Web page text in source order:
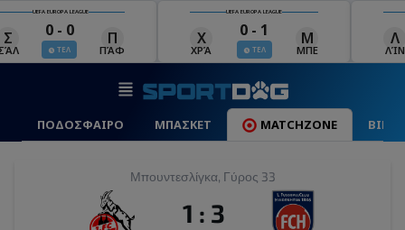
UEFA EUROPA LEAGUE
Σ 0 - 0
ΤΕΛ
Π
ΠΆΦ
UEFA EUROPA LEAGUE
Χ
ΧΡΆ
0 - 1
ΤΕΛ
Μ
ΜΠΕ
Λ
ΛΊΝ
ΠΟΔΟΣΦΑΙΡΟ ΜΠΑΣΚΕΤ MATCHZONE
Μπουντεσλίγκα, Γύρος 33
1 : 3